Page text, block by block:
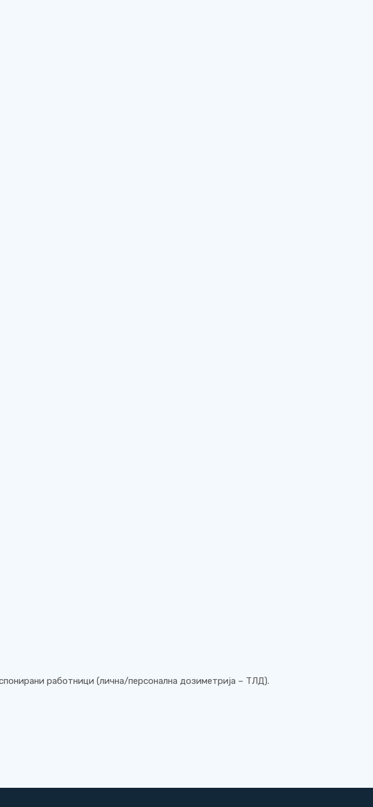
работници (лична/персонална дозиметрија – ТЛД).